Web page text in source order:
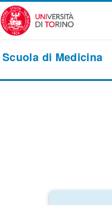
Vai al contenuto principale
Scuola di Medicina